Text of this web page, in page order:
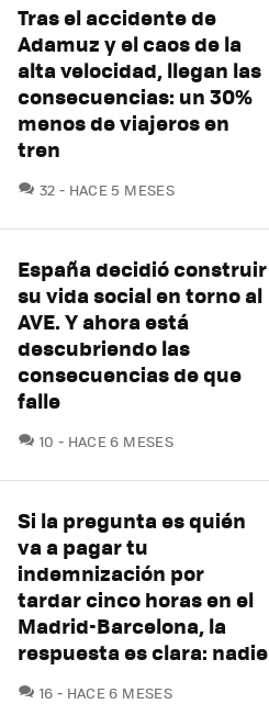
Tras el accidente de
Adamuz y el caos de la
alta velocidad, llegan las
consecuencias: un 30%
menos de viajeros en
tren
32 COMENTARIOS
HACE 5 MESES
España decidió construir
su vida social en torno al
AVE. Y ahora está
descubriendo las
consecuencias de que
falle
10 COMENTARIOS
HACE 6 MESES
Si la pregunta es quién
va a pagar tu
indemnización por
tardar cinco horas en el
Madrid-Barcelona, la
respuesta es clara: nadie
16 COMENTARIOS
HACE 6 MESES